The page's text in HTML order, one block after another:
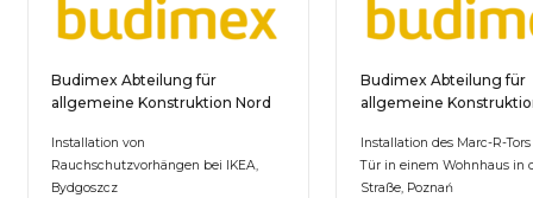
Budimex Abteilung für
allgemeine Konstruktion Nord
Installation von
Rauchschutzvorhängen bei IKEA,
Bydgoszcz
Budimex Abteilung für
allgemeine
Installation des Marc-R-
Tür in einem Wohnhaus in
Straße, Poznań